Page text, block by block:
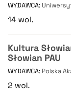
WYDAWCA:
14 wol.
Kultura
Słowian PAU
WYDAWCA: Polska
2 wol.